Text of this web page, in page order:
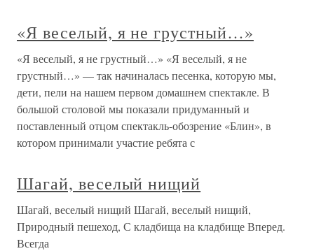
«Я веселый, я не грустный…»
«Я веселый, я не грустный…» «Я веселый, я не
грустный…» — так начиналась песенка, которую мы,
дети, пели на нашем первом домашнем спектакле. В
большой столовой мы показали придуманный и
поставленный отцом спектакль-обозрение «Блин», в
котором принимали участие ребята с
Шагай, веселый нищий
Шагай, веселый нищий Шагай, веселый нищий,
Природный пешеход, С кладбища на кладбище Вперед.
Всегда